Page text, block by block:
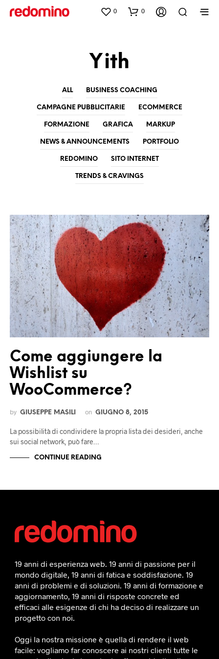
0 0
Yith
ALL BUSINESS COACHING
CAMPAGNE PUBBLICITARIE ECOMMERCE
FORMAZIONE GRAFICA MARKUP
NEWS & ANNOUNCEMENTS PORTFOLIO
REDOMINO SITO INTERNET
TRENDS & CRAVINGS
Come aggiungere la
Wishlist su
WooCommerce?
by GIUSEPPE MASILI on GIUGNO 8, 2015
La possibilità di condividere la propria lista dei desideri, anche
sui social network, può fare…
CONTINUE READING
19 anni di esperienza web. 19 anni di passione per il
mondo digitale, 19 anni di fatica e soddisfazione. 19
anni di problemi e di soluzioni. 19 anni di formazione e
aggiornamento, 19 anni di risposte concrete ed
efficaci alle esigenze di chi ha deciso di realizzare un
progetto con noi.
Oggi la nostra missione è quella di rendere il web
facile: vogliamo far conoscere ai nostri clienti tutte le